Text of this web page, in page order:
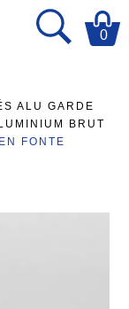
0
ALU GARDE
BRUT
FONTE